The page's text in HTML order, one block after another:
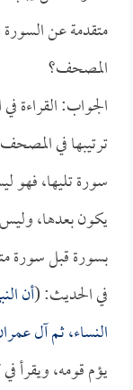
متقدمة عن السورة
المصحف؟
الجواب: القراءة
ترتيبها في
سورة تليها، فهو
يكون بعدها،
بسورة قبل سورة
في الحديث: (أن
النساء، ثم آل
يؤم قومه، ويقرأ